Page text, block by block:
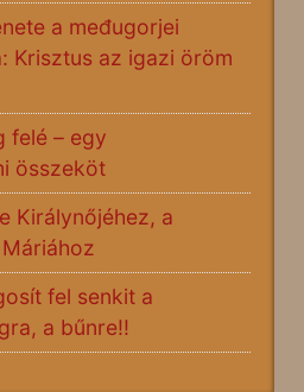
a međugorjei
Krisztus az igazi öröm
felé – egy
összeköt
Királynőjéhez, a
fel senkit a
a bűnre!!